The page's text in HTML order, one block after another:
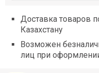
Доставка товаров
Казахстану
Возможен
лиц при